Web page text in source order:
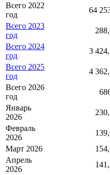
Всего 2022
год
64
Всего 2023
год
Всего 2024
год
3
Всего 2025
год
4
Всего 2026
год
Январь
2026
Февраль
2026
Март 2026
Апрель
2026